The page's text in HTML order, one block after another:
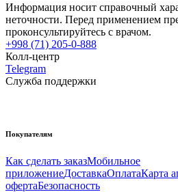
Информация носит справочный
неточности. Перед применением
проконсультируйтесь с врачом.
+998 (71) 205-0-888
Колл-центр
Telegram
Служба поддержки
Покупателям
Как сделать заказМобильное
приложениеДоставкаОплатаКарта
офертаБезопасность